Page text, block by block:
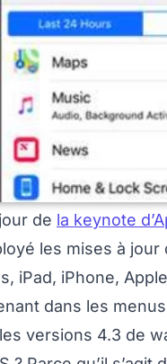
de la keynote
les mises à
iPad, iPhone,
dans les
versions 4.3 de